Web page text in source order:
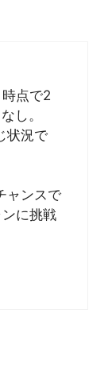
点で2
し。
状況で
ャンスで
に挑戦